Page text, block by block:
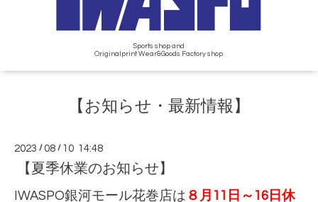
Sports shop and
Originalprint Wear&Goods Factory shop
【お知らせ・最新情報】
2023 /08 / 10 14:48
【夏季休業のお知らせ】
IWASPO銀河モール花巻店は ８月11日～16日休